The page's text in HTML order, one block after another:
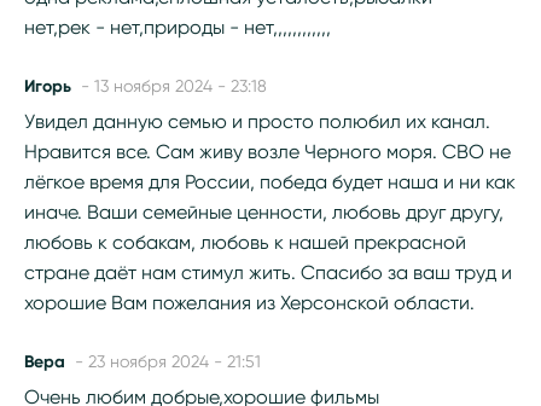
нет,рек - нет,природы - нет,,,,,,,,,,,,
Игорь - 13 ноября 2024 - 23:18
Увидел данную семью и просто полюбил их канал.
Нравится все. Сам живу возле Черного моря. СВО не
лёгкое время для России, победа будет наша и ни как
иначе. Ваши семейные ценности, любовь друг другу,
любовь к собакам, любовь к нашей прекрасной
стране даёт нам стимул жить. Спасибо за ваш труд и
хорошие Вам пожелания из Херсонской области.
Вера - 23 ноября 2024 - 21:51
Очень любим добрые,хорошие фильмы